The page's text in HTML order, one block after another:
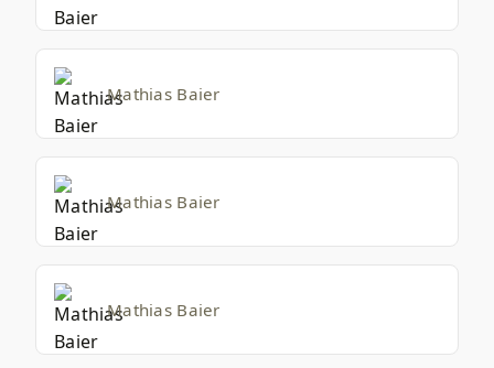
Mathias Baier
Mathias Baier
Mathias Baier